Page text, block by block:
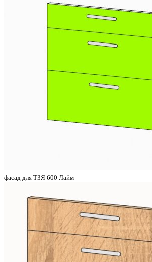
фасад для Т3Я 600 Лайм